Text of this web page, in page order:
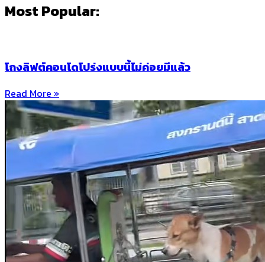
Most Popular:
โถงลิฟต์คอนโดโปร่งแบบนี้ไม่ค่อยมีแล้ว
Read More »